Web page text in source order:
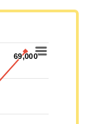
69,000
69,000